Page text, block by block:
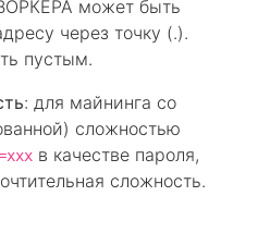
может быть
через точку (.).
пустым.
: для майнинга со
сложностью
в качестве пароля,
сложность.